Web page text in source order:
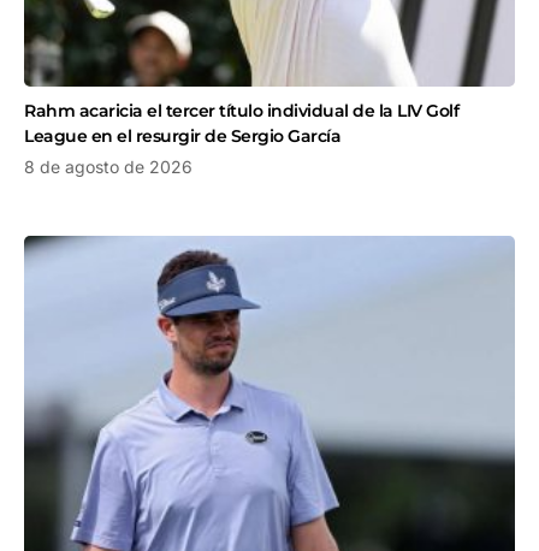
Rahm acaricia el tercer título individual de la LIV Golf
League en el resurgir de Sergio García
8 de agosto de 2026